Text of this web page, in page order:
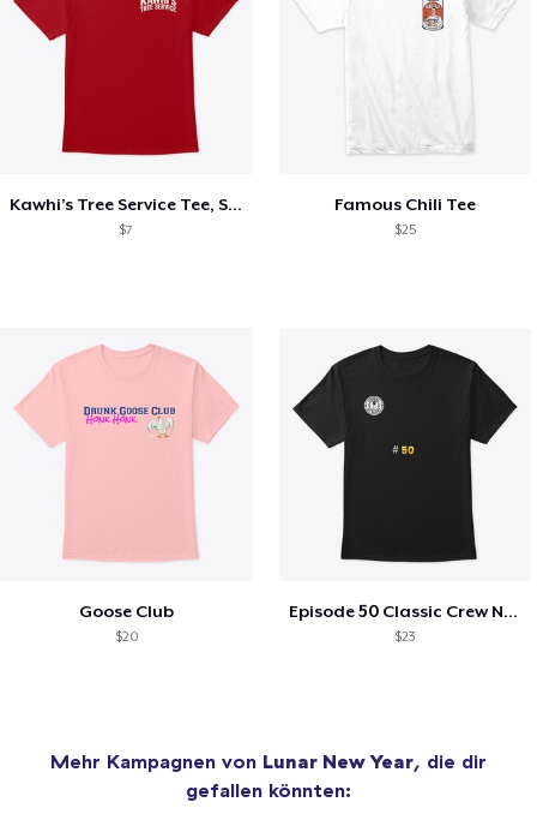
Kawhi’s Tree Service Tee, Shirts, Mug
$7
Famous Chili Tee
$25
Goose Club
$20
Episode 50 Classic Crew Neck T-Shirt
$23
Mehr Kampagnen von Lunar New Year, die dir
gefallen könnten: